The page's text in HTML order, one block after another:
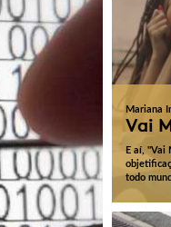
Mariana
Vai
E aí, "Vai
todo